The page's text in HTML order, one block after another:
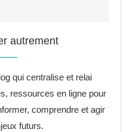
autrement
qui centralise et relai
ressources en ligne pour
comprendre et agir
futurs.